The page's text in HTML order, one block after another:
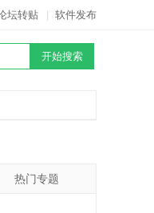
坛转贴 软件发布
热门专题